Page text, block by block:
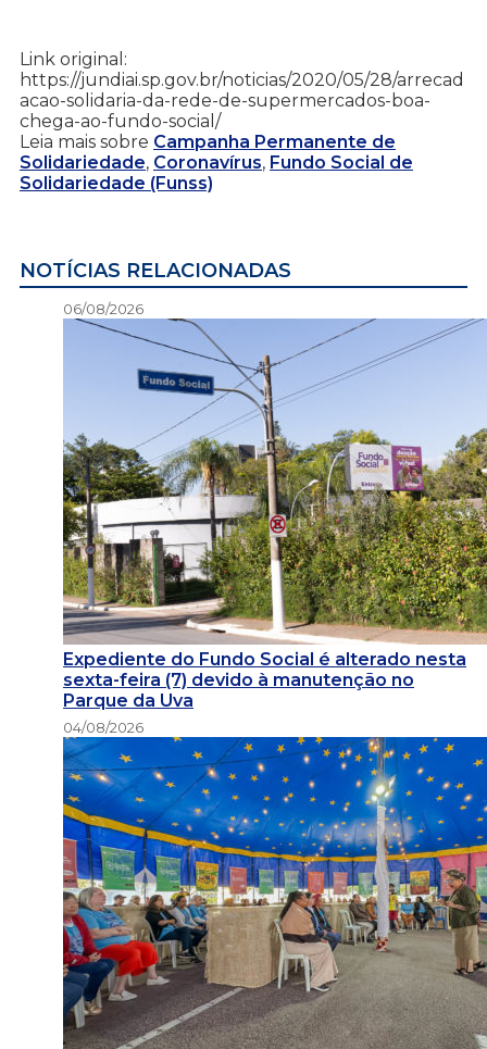
Link original:
https://jundiai.sp.gov.br/noticias/2020/05/28/arrecad
acao-solidaria-da-rede-de-supermercados-boa-
chega-ao-fundo-social/
Leia mais sobre Campanha Permanente de
Solidariedade, Coronavírus, Fundo Social de
Solidariedade (Funss)
NOTÍCIAS RELACIONADAS
06/08/2026
Expediente do Fundo Social é alterado nesta
sexta-feira (7) devido à manutenção no
Parque da Uva
04/08/2026